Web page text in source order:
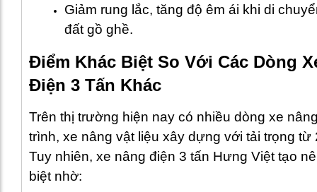
Giảm rung lắc, tăng độ êm ái khi di
đất gồ ghề.
Điểm Khác Biệt So Với Các Dòng
Điện 3 Tấn Khác
Trên thị trường hiện nay có nhiều dòng xe
trình, xe nâng vật liệu xây dựng với tải trọng từ
Tuy nhiên, xe nâng điện 3 tấn Hưng Việt tạo
biệt nhờ: